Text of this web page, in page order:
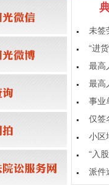
未签
“进
最高
最高
事业
仅签
小区
“入
派件